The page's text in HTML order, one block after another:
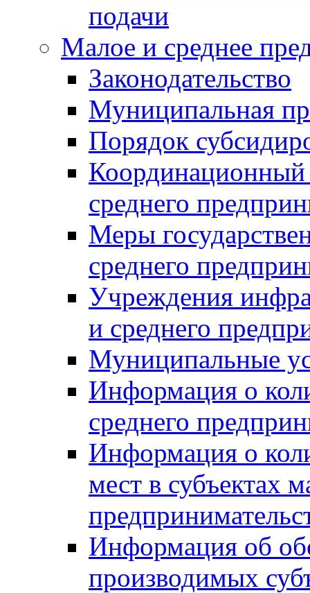
подачи
Малое и среднее
Законодательство
Муниципальная
Порядок
Координационный
среднего
Меры
среднего
Учреждения
и среднего
Муниципальные
Информация о
среднего
Информация о
мест в субъектах
Информация об
производимых